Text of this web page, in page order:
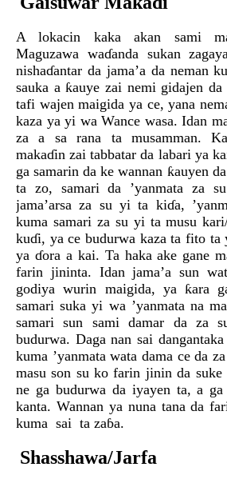
A lokacin kaka akan sami
Maguzawa waɗanda sukan
nishaɗantar da jama’a da neman
sauka a ƙauye zai nemi gidajen da
tafi wajen maigida ya ce, yana
kaza ya yi wa Wance wasa. Idan
za a sa rana ta musamman.
makaɗin zai tabbatar da labari ya
ga samarin da ke wannan ƙauyen
ta zo, samari da ’yanmata za
jama’arsa za su yi ta kiɗa,
kuma samari za su yi ta musu
kuɗi, ya ce budurwa kaza ta fito
ya ɗora a kai. Ta haka ake gane
farin jininta. Idan jama’a sun
godiya wurin maigida, ya ƙara
samari suka yi wa ’yanmata na
samari sun sami damar da za
budurwa. Daga nan sai
kuma ’yanmata wata dama ce da
masu son su ko farin jinin da
ne ga budurwa da iyayen ta, a
kanta. Wannan ya nuna tana da
kuma sai ta zaɓa.
Shasshawa/Jarfa